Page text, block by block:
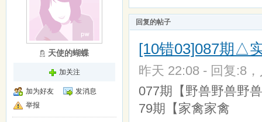
天使的蝴蝶
加关注
加为好友
发消息
举报
回复的帖子
[10错03]087期△
昨天 22:08 - 回复:8
077期【野兽野兽野
79期【家禽家禽